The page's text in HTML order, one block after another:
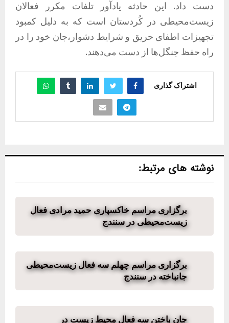
دست داد. این حادثه یادآور تلفات مکرر فعالان
زیست‌محیطی در کُردستان است که به دلیل کمبود
تجهیزات اطفای حریق و شرایط دشوار،جان خود را در
راه حفظ جنگل‌ها از دست می‌دهند.
اشتراک گذاری
نوشته های مرتبط:
برگزاری مراسم خاکسپاری حمید مرادی فعال
زیست‌محیطی در سنندج
برگزاری مراسم چهلم سه فعال زیست‌محیطی
جانباخته در سنندج
جان باختن سه فعال محیط زیست در